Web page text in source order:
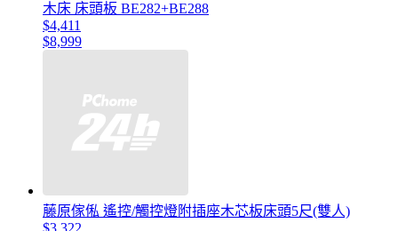
木床 床頭板 BE282+BE288
$4,411
$8,999
藤原傢俬 遙控/觸控燈附插座木芯板床頭5尺(雙人)